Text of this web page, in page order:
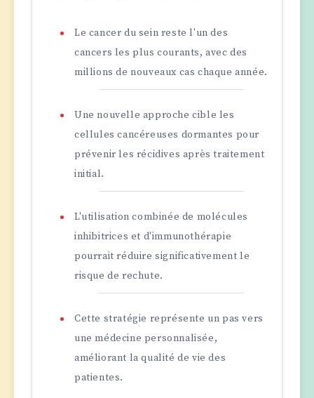
Le cancer du sein reste l'un des
cancers les plus courants, avec des
millions de nouveaux cas chaque année.
Une nouvelle approche cible les
cellules cancéreuses dormantes pour
prévenir les récidives après traitement
initial.
L'utilisation combinée de molécules
inhibitrices et d'immunothérapie
pourrait réduire significativement le
risque de rechute.
Cette stratégie représente un pas vers
une médecine personnalisée,
améliorant la qualité de vie des
patientes.